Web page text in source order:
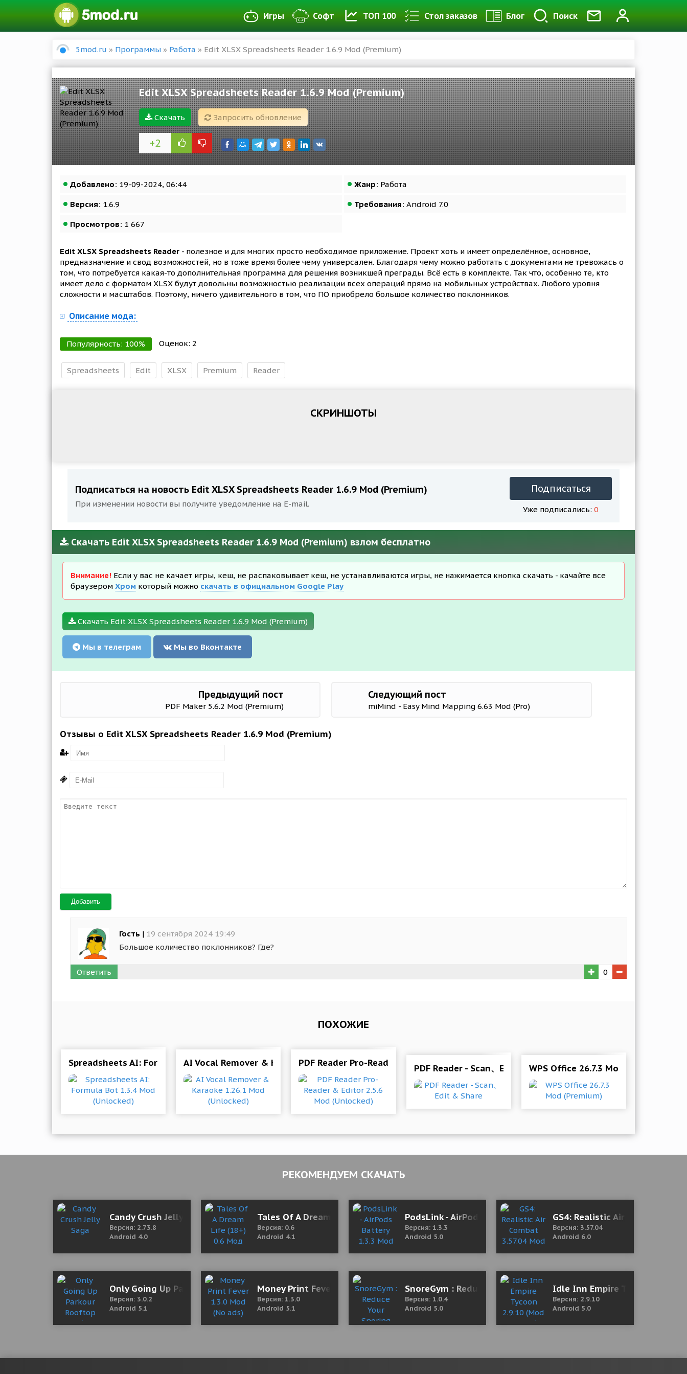
Игры Софт ТОП 100 Стол заказов Блог Поиск
5mod.ru » Программы » Работа » Edit XLSX Spreadsheets Reader 1.6.9 Mod (Premium)
Edit XLSX Spreadsheets Reader 1.6.9 Mod (Premium)
Скачать Запросить обновление
+2
Добавлено: 19-09-2024, 06:44 Жанр: Работа
Версия: 1.6.9 Требования: Android 7.0
Просмотров: 1 667
Edit XLSX Spreadsheets Reader - полезное и для многих просто необходимое приложение. Проект хоть и имеет определённое, основное,
предназначение и свод возможностей, но в тоже время более чему универсален. Благодаря чему можно работать с документами не тревожась о
том, что потребуется какая-то дополнительная программа для решения возникшей преграды. Всё есть в комплекте. Так что, особенно те, кто
имеет дело с форматом XLSX будут довольны возможностью реализации всех операций прямо на мобильных устройствах. Любого уровня
сложности и масштабов. Поэтому, ничего удивительного в том, что ПО приобрело большое количество поклонников.
Описание мода:
Популярность: 100% Оценок: 2
Spreadsheets Edit XLSX Premium Reader
СКРИНШОТЫ
Подписаться на новость Edit XLSX Spreadsheets Reader 1.6.9 Mod (Premium)
При изменении новости вы получите уведомление на E-mail.
Подписаться
Уже подписались: 0
Скачать Edit XLSX Spreadsheets Reader 1.6.9 Mod (Premium) взлом бесплатно
Внимание! Если у вас не качает игры, кеш, не распаковывает кеш, не устанавливаются игры, не нажимается кнопка скачать - качайте все
браузером Хром который можно скачать в официальном Google Play
Скачать Edit XLSX Spreadsheets Reader 1.6.9 Mod (Premium)
Мы в телеграм Мы во Вконтакте
Предыдущий пост
PDF Maker 5.6.2 Mod (Premium)
Следующий пост
miMind - Easy Mind Mapping 6.63 Mod (Pro)
Отзывы о Edit XLSX Spreadsheets Reader 1.6.9 Mod (Premium)
Добавить
Гость | 19 сентября 2024 19:49
Большое количество поклонников? Где?
Ответить 0
ПОХОЖИЕ
Spreadsheets AI: Formula Bot 1.3.4 Mod (Unlocked)AI Vocal Remover & Karaoke 1.26.1 Mod (Unlocked)PDF Reader Pro-Reader & Editor 2.5.6 Mod (Unlocked)
PDF Reader - Scan、Edit & ShareWPS Office 26.7.3 Mod (Premium)
РЕКОМЕНДУЕМ СКАЧАТЬ
Candy Crush Jelly Saga
Версия: 2.73.8
Android 4.0
Tales Of A Dream Life (18+) 0.6 Мод (полная версия)
Версия: 0.6
Android 4.1
PodsLink - AirPods Battery 1.3.3 Mod (Pro)
Версия: 1.3.3
Android 5.0
GS4: Realistic Air Combat
Версия: 3.57.04
Android 6.0
Only Going Up Parkour Rooftop 3.0.2 (Mod Money/No ads)
Версия: 3.0.2
Android 5.1
Money Print Fever 1.3.0 Mod (No ads)
Версия: 1.3.0
Android 5.1
SnoreGym : Reduce Your Snoring
Версия: 1.0.4
Android 5.0
Idle Inn Empire Tycoon 2.9.10
Версия: 2.9.10
Android 5.0